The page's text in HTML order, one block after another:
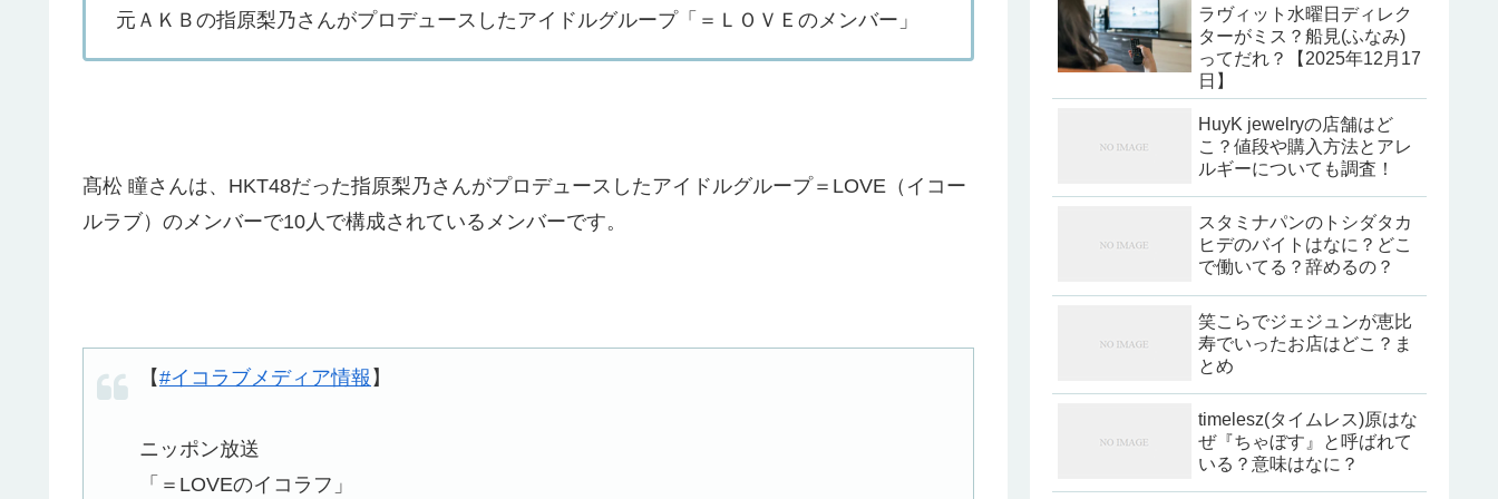
元ＡＫＢの指原梨乃さんがプロデュースしたアイドルグループ「＝ＬＯＶＥのメンバー」
髙松 瞳さんは、HKT48だった指原梨乃さんがプロデュースしたアイドルグループ＝LOVE（イコー
ルラブ）のメンバーで10人で構成されているメンバーです。
【#イコラブメディア情報 】
ニッポン放送
「＝LOVEのイコラフ」
ラヴィット水曜日ディレク
ターがミス？船見(ふなみ)
ってだれ？【2025年12月17
日】
HuyK jewelryの店舗はど
こ？値段や購入方法とアレ
ルギーについても調査！
スタミナパンのトシダタカ
ヒデのバイトはなに？どこ
で働いてる？辞めるの？
笑こらでジェジュンが恵比
寿でいったお店はどこ？ま
とめ
timelesz(タイムレス)原はな
ぜ『ちゃぼす』と呼ばれて
いる？意味はなに？